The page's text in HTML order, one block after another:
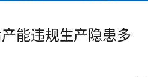
能违规生产隐患多